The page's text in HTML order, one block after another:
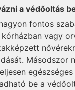
a védőoltás
fontos
vagy
Másodszor
be a